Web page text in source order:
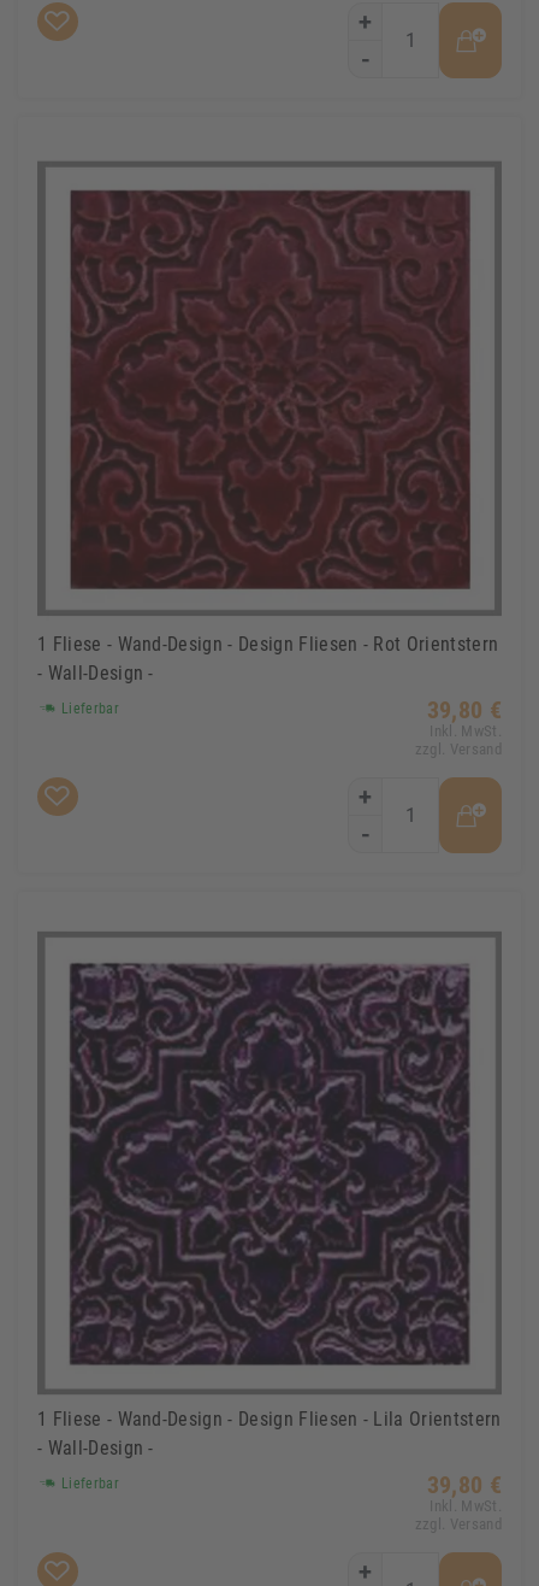
+
-
1 Fliese - Wand-Design - Design Fliesen - Rot Orientstern
- Wall-Design -
Lieferbar 39,80 €
Inkl. MwSt.
zzgl. Versand
+
-
1 Fliese - Wand-Design - Design Fliesen - Lila Orientstern
- Wall-Design -
Lieferbar 39,80 €
Inkl. MwSt.
zzgl. Versand
+